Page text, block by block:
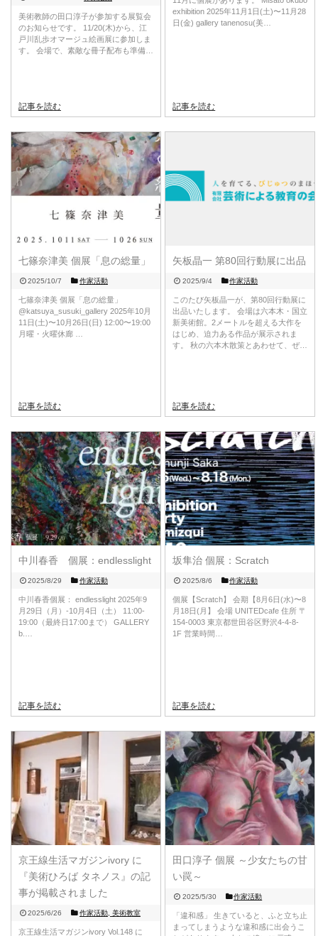
美術教師の田口淳子が参加する展覧会
のお知らせです。 11/20(木)から、江
戸川乱歩オマージュ絵画展に参加しま
す。 会場で、素敵な冊子配布も準備…
記事を読む
exhibition 2025年11月1日(土)〜11月28
日(金) gallery tanenosu(美…
記事を読む
七篠奈津美 個展「息の総量」
2025/10/7 作家活動
七篠奈津美 個展「息の総量」
@katsuya_susuki_gallery 2025年10月
11日(土)〜10月26日(日) 12:00〜19:00
月曜・火曜休廊 …
記事を読む
矢板晶一 第80回行動展に出品
2025/9/4 作家活動
このたび矢板晶一が、第80回行動展に
出品いたします。 会場は六本木・国立
新美術館。2メートルを超える大作を
はじめ、迫力ある作品が展示されま
す。 秋の六本木散策とあわせて、ぜ…
記事を読む
中川春香 個展：endlesslight
2025/8/29 作家活動
中川春香個展： endlesslight 2025年9
月29日（月）-10月4日（土） 11:00-
19:00（最終日17:00まで） GALLERY
b.…
記事を読む
坂隼治 個展：Scratch
2025/8/6 作家活動
個展【Scratch】 会期【8月6日(水)〜8
月18日(月】 会場 UNITEDcafe 住所 〒
154-0003 東京都世田谷区野沢4-4-8-
1F 営業時間…
記事を読む
京王線生活マガジンivory に
『美術ひろば タネノス』の記
事が掲載されました
2025/6/26 作家活動, 美術教室
京王線生活マガジンivory Vol.148 に
田口淳子 個展 ～少女たちの甘
い罠～
2025/5/30 作家活動
「違和感」 生きていると、ふと立ち止
まってしまうような違和感に出会うこ